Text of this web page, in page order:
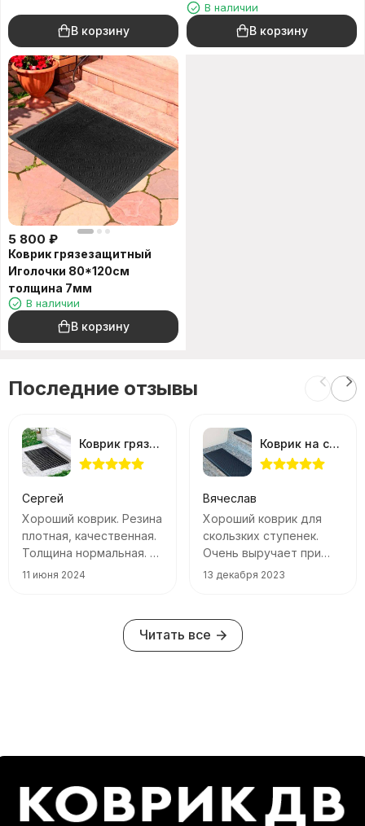
В корзину
В наличии
В корзину
5 800 ₽
Коврик грязезащитный
Иголочки 80*120см
толщина 7мм
В наличии
В корзину
Последние отзывы
Коврик грязезащитный ячеистый Sunstep 40*60см толщина 1,2см
Сергей
Хороший коврик. Резина
плотная, качественная.
Толщина нормальная. Я
полностью доволен.
11 июня 2024
Коврик на ступеньки резиновый черный 25*75см
Вячеслав
Хороший коврик для
скользких ступенек.
Очень выручает при
морозах и гололедице.
13 декабря 2023
Читать все